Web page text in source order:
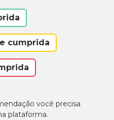
cumprida
você precisa
plataforma.